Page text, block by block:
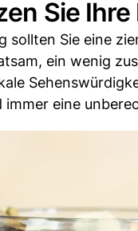
Sie
sollten Sie eine
ein wenig
eine